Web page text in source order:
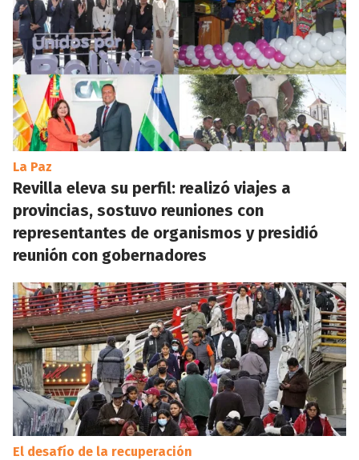
La Paz
Revilla eleva su perfil: realizó viajes a
provincias, sostuvo reuniones con
representantes de organismos y presidió
reunión con gobernadores
El desafío de la recuperación